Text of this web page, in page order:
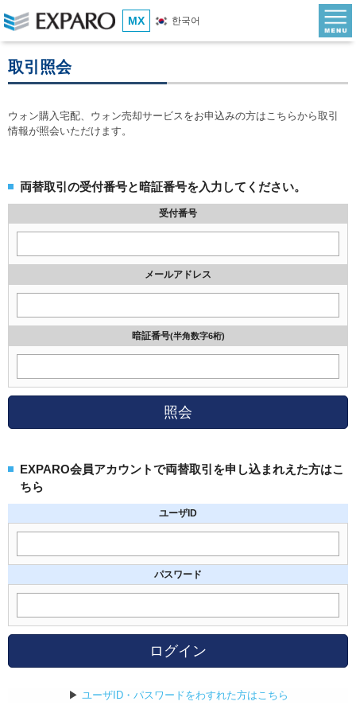
MX 한국어
取引照会
ウォン購入宅配、ウォン売却サービスをお申込みの方はこちらから取引
情報が照会いただけます。
両替取引の受付番号と暗証番号を入力してください。
受付番号
メールアドレス
暗証番号(半角数字6桁)
照会
EXPARO会員アカウントで両替取引を申し込まれえた方はこ
ちら
ユーザID
パスワード
ログイン
▶ ユーザID・パスワードをわすれた方はこちら